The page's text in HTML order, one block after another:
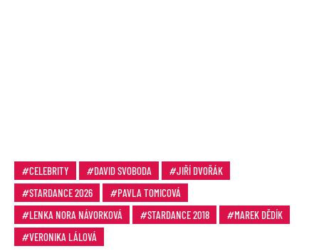
CELEBRITY DAVID SVOBODA
JIŘÍ DVOŘÁK
STARDANCE 2026
PAVLA TOMICOVÁ
LENKA NORA NÁVORKOVÁ
STARDANCE 2018
MAREK DĚDÍK
VERONIKA LÁLOVÁ